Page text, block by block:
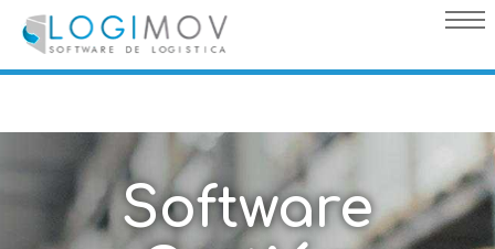
query failed, Table 'nwproject5_logimov.preload_images' doesn't
exist::SQL Query: /*qc=on*/ select * from preload_images where
pagina=39
Software